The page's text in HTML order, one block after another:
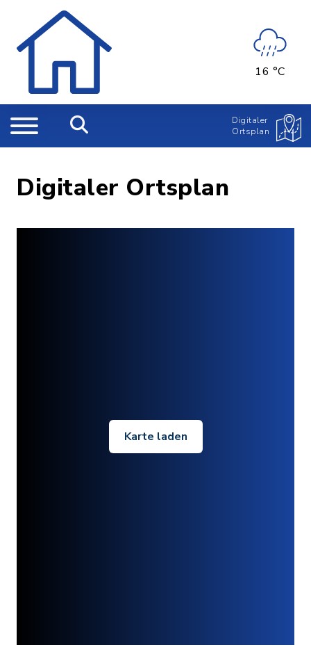
16 °C
Digitaler
Ortsplan
Digitaler Ortsplan
Karte laden